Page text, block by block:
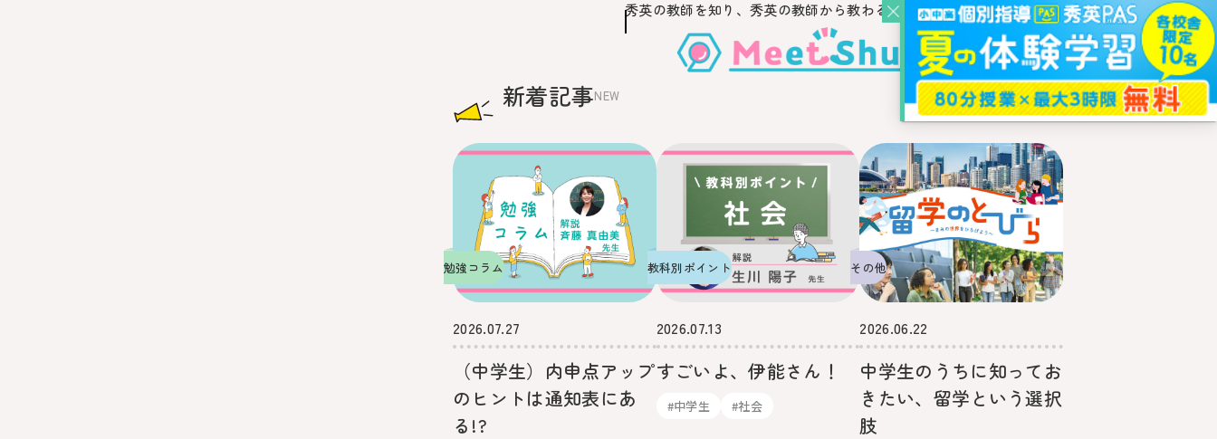
このページの本文へ移動
秀英の教師を知り、秀英の教師から教わるウェブ・メディア
新着記事NEW
勉強コラム
2026.07.27
（中学生）内申点アップ
のヒントは通知表にあ
る!?
教科別ポイント
2026.07.13
すごいよ、伊能さん！
#中学生 #社会
その他
2026.06.22
中学生のうちに知ってお
きたい、留学という選択
肢